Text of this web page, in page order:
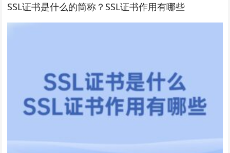
SSL证书是什么的简称？SSL证书作用有哪些